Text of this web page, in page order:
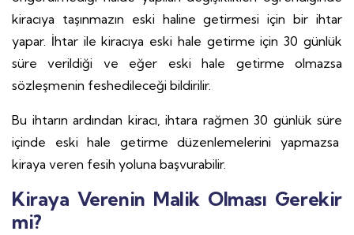
kiracıya taşınmazın eski haline getirmesi için bir ihtar
yapar. İhtar ile kiracıya eski hale getirme için 30 günlük
süre verildiği ve eğer eski hale getirme olmazsa
sözleşmenin feshedileceği bildirilir.
Bu ihtarın ardından kiracı, ihtara rağmen 30 günlük süre
içinde eski hale getirme düzenlemelerini yapmazsa
kiraya veren fesih yoluna başvurabilir.
Kiraya Verenin Malik Olması Gerekir
mi?